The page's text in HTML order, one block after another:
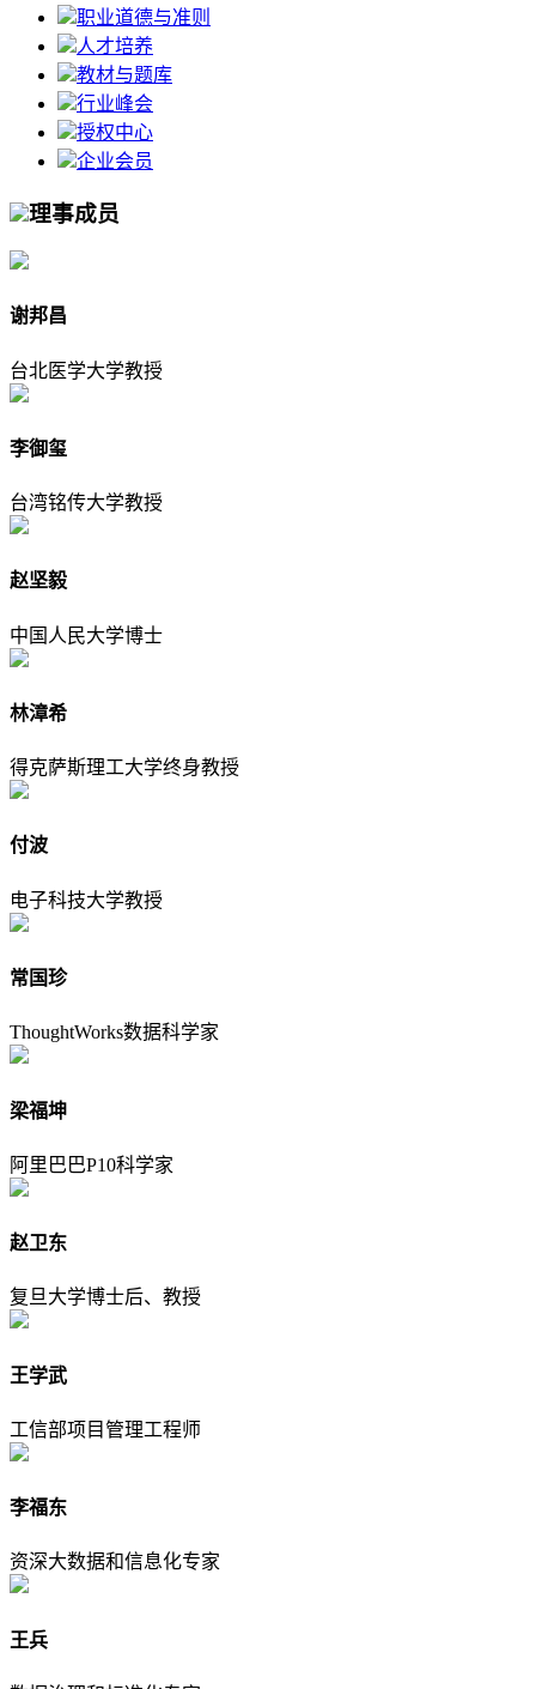
职业道德与准则
人才培养
教材与题库
行业峰会
授权中心
企业会员
理事成员
谢邦昌
台北医学大学教授
李御玺
台湾铭传大学教授
赵坚毅
中国人民大学博士
林漳希
得克萨斯理工大学终身教授
付波
电子科技大学教授
常国珍
ThoughtWorks数据科学家
梁福坤
阿里巴巴P10科学家
赵卫东
复旦大学博士后、教授
王学武
工信部项目管理工程师
李福东
资深大数据和信息化专家
王兵